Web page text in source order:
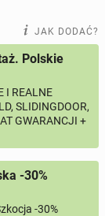
JAK DODAĆ?
Polskie
I REALNE
SLIDINGDOOR,
GWARANCJI +
-30%
-30%